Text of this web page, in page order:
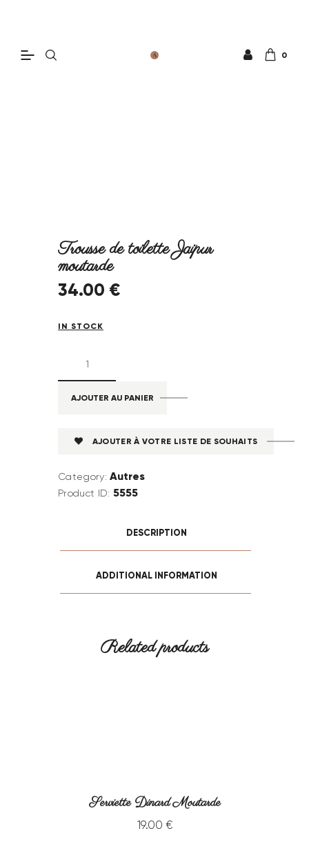
0
Trousse de toilette Jaipur
moutarde
34.00 €
IN STOCK
AJOUTER AU PANIER
AJOUTER À VOTRE LISTE DE SOUHAITS
Category:Autres
Product ID: 5555
DESCRIPTION
ADDITIONAL INFORMATION
Related products
Serviette Dinard Moutarde
19.00 €